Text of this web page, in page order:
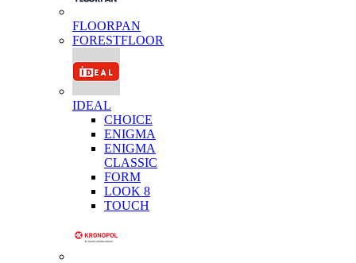
FLOORPAN
FORESTFLOOR
IDEAL
CHOICE
ENIGMA
ENIGMA
CLASSIC
FORM
LOOK 8
TOUCH